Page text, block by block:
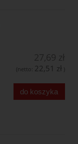
(netto: 22,51 zł )
do koszyka